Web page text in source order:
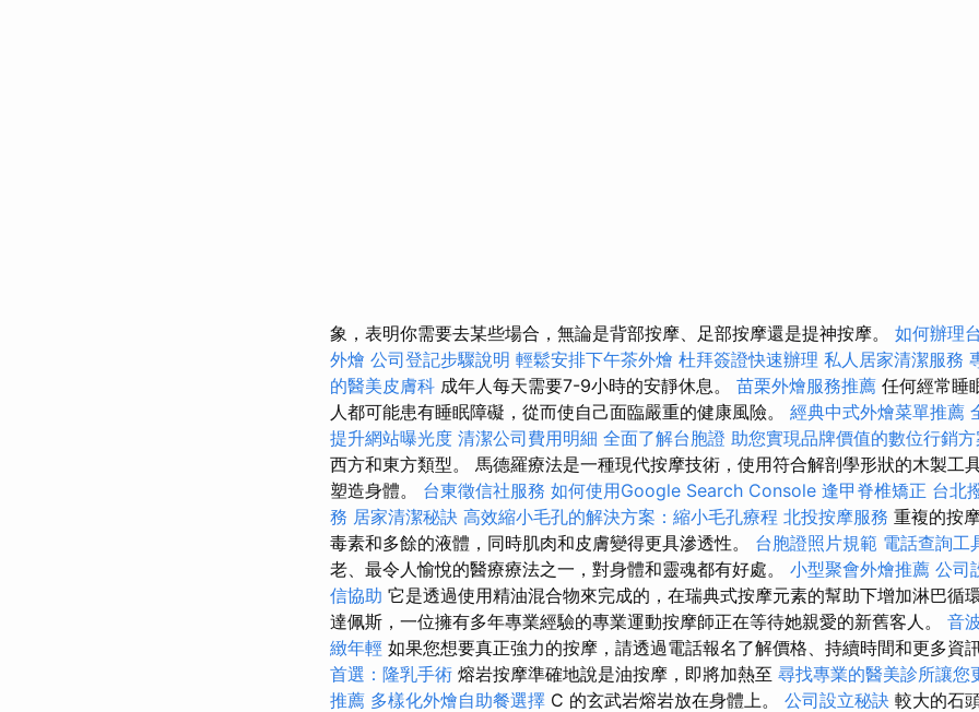
象，表明你需要去某些場合，無論是背部按摩、足部按摩還是提神按摩。 如何辦理
外燴 公司登記步驟說明 輕鬆安排下午茶外燴 杜拜簽證快速辦理 私人居家清潔服務
的醫美皮膚科 成年人每天需要7-9小時的安靜休息。 苗栗外燴服務推薦 任何經常睡
人都可能患有睡眠障礙，從而使自己面臨嚴重的健康風險。 經典中式外燴菜單推薦
提升網站曝光度 清潔公司費用明細 全面了解台胞證 助您實現品牌價值的數位行銷方
西方和東方類型。 馬德羅療法是一種現代按摩技術，使用符合解剖學形狀的木製工
塑造身體。 台東徵信社服務 如何使用Google Search Console 逢甲脊椎矯正 台北
務 居家清潔秘訣 高效縮小毛孔的解決方案：縮小毛孔療程 北投按摩服務 重複的按
毒素和多餘的液體，同時肌肉和皮膚變得更具滲透性。 台胞證照片規範 電話查詢工
老、最令人愉悅的醫療療法之一，對身體和靈魂都有好處。 小型聚會外燴推薦 公司
信協助 它是透過使用精油混合物來完成的，在瑞典式按摩元素的幫助下增加淋巴循
達佩斯，一位擁有多年專業經驗的專業運動按摩師正在等待她親愛的新舊客人。 音
緻年輕 如果您想要真正強力的按摩，請透過電話報名了解價格、持​​續時間和更多資
首選：隆乳手術 熔岩按摩準確地說是油按摩，即將加熱至 尋找專業的醫美診所讓您
推薦 多樣化外燴自助餐選擇 C 的玄武岩熔岩放在身體上。 公司設立秘訣 較大的石